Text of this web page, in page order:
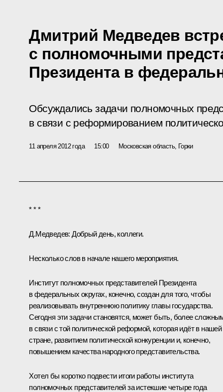
Дмитрий Медведев
с полномочными
Президента в
Обсуждались задачи полномочных
в связи с реформированием
11 апреля 2012 года 15:00 Московская область, Горки
* * *
Д.Медведев: Добрый день, коллеги.
Несколько слов в начале нашего мероприятия.
Институт полномочных представителей Президента
в федеральных округах, конечно, создан для того, чтобы
реализовывать внутреннюю политику главы государства.
Сегодня эти задачи становятся, может быть, более
в связи с той политической реформой, которая идёт в нашей
стране, развитием политической конкуренции и, конечно,
повышением качества народного представительства.
Хотел бы коротко подвести итоги работы института
полномочных представителей за истекшие четыре года